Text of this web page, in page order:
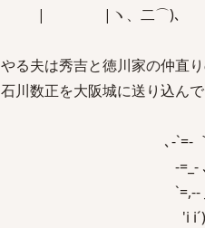
| |ヽ、二
やる夫は秀吉と徳川家の仲直り
石川数正を大阪城に送り込んで
､-`=- ｀
-=_- ､,,__`''‐-､
`=,‐- _- r‐-
'i i´)`r'".-､